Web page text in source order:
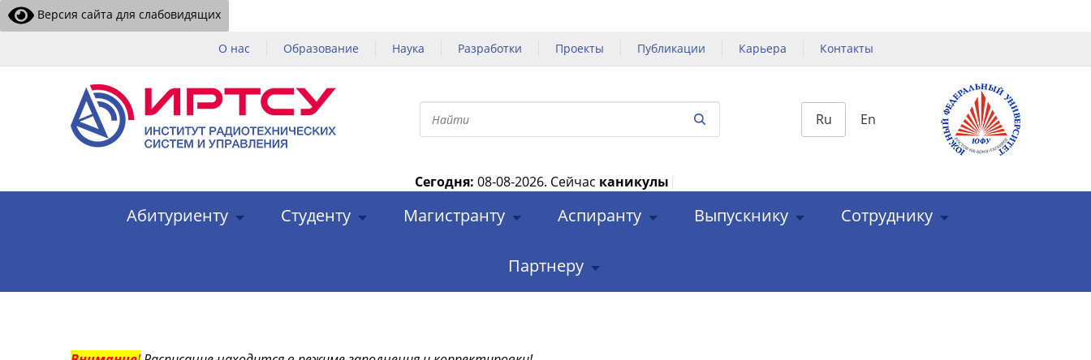
Версия сайта для слабовидящих
О нас Образование Наука Разработки Проекты Публикации Карьера Контакты
Ru En
Сегодня: 08-08-2026. Сейчас каникулы |
Абитуриенту Студенту Магистранту Аспиранту Выпускнику Сотруднику
Партнеру